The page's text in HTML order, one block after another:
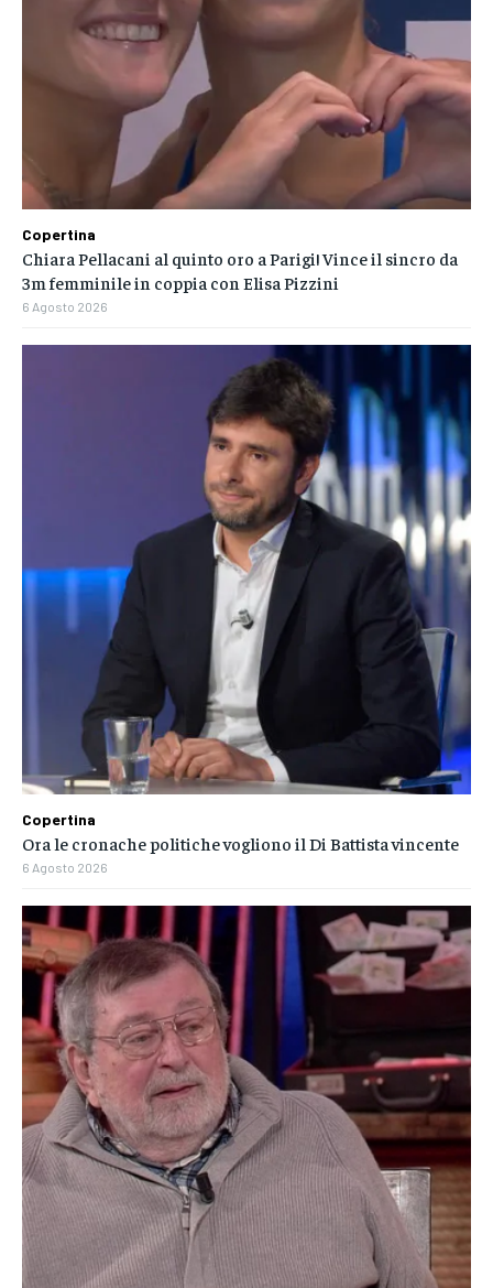
Copertina
Chiara Pellacani al quinto oro a Parigi! Vince il sincro da
3m femminile in coppia con Elisa Pizzini
6 Agosto 2026
Copertina
Ora le cronache politiche vogliono il Di Battista vincente
6 Agosto 2026